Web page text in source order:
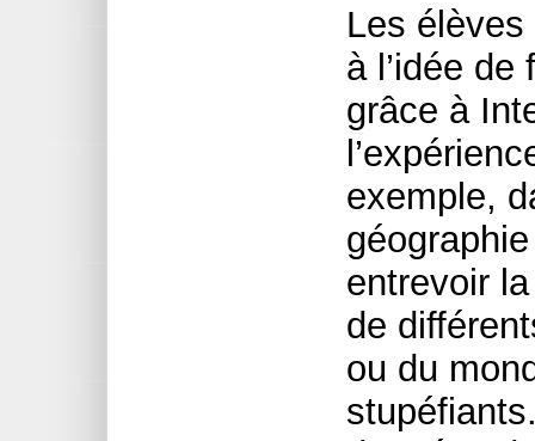
Les
à l’idée
grâce à
exemple,
entrevoir
de
ou du